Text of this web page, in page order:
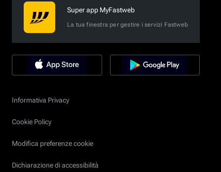
Super app MyFastweb
La tua finestra per gestire i servizi Fastweb
Informativa Privacy
Cookie Policy
Modifica preferenze cookie
Dichiarazione di accessibilità